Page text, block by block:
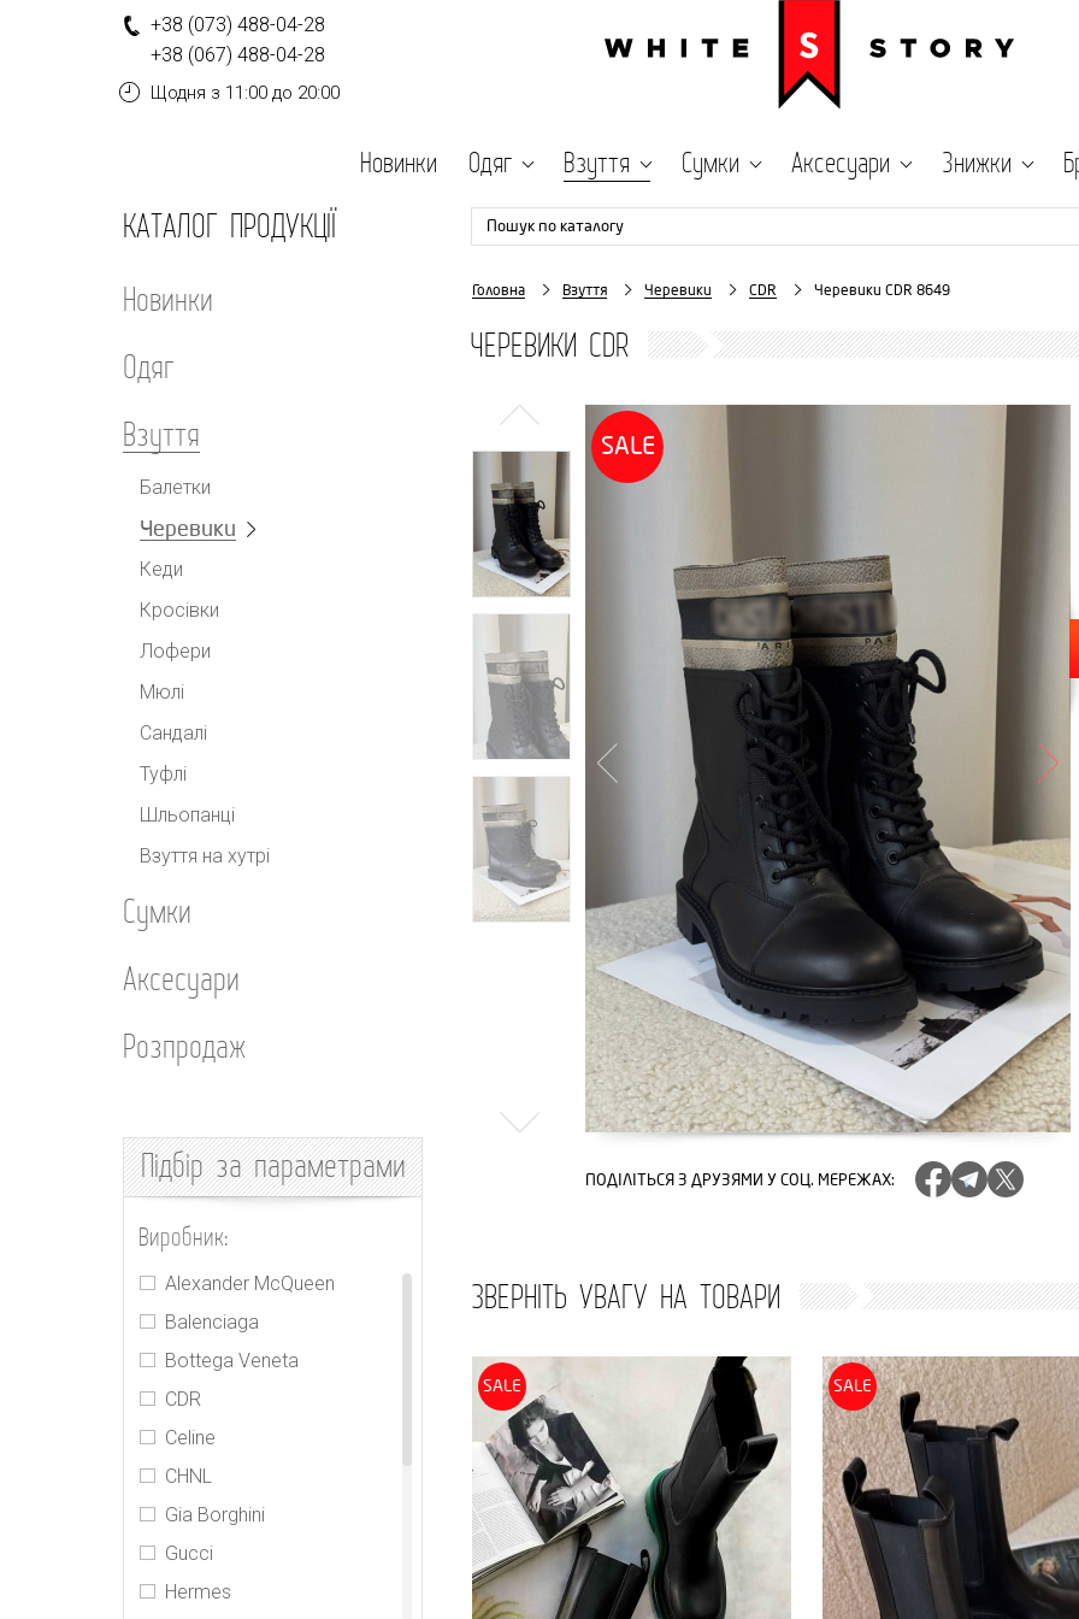
+38 (073) 488-04-28
+38 (067) 488-04-28
Щодня з 11:00 до 20:00
Новинки Одяг Взуття Сумки Аксесуари Знижки
КАТАЛОГ ПРОДУКЦІЇ
Новинки
Одяг
Взуття
Балетки
Черевики
Кеди
Кросівки
Лофери
Мюлі
Сандалі
Туфлі
Шльопанці
Взуття на хутрі
Сумки
Аксесуари
Розпродаж
Підбірза параметрами
Виробник:
Alexander McQueen
Balenciaga
Bottega Veneta
CDR
Celine
CHNL
Gia Borghini
Gucci
Hermes
Пошук по каталогу
Головна Взуття Черевики CDR Черевики CDR 8649
ЧЕРЕВИКИ CDR
SALE
ПОДІЛІТЬСЯ З ДРУЗЯМИ У СОЦ. МЕРЕЖАХ:
ЗВЕРНІТЬ УВАГУ НА ТОВАРИ
SALE SALE